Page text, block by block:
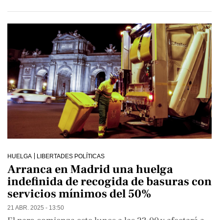
HUELGA LIBERTADES POLÍTICAS
Arranca en Madrid una huelga
indefinida de recogida de basuras con
servicios mínimos del 50%
21 ABR. 2025 - 13:50